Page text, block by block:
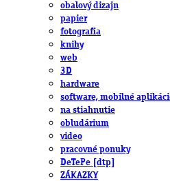
obalový dizajn
papier
fotografia
knihy
web
3D
hardware
software, mobilné
na stiahnutie
obludárium
video
pracovné ponuky
DeTePe [dtp]
ZÁKAZKY